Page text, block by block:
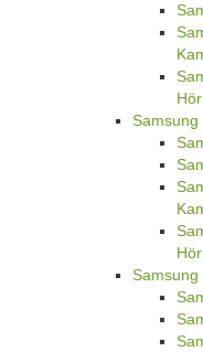
Samsung
Samsung